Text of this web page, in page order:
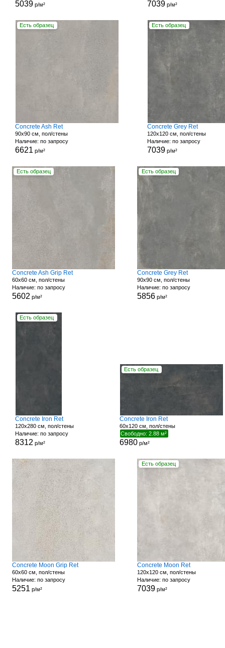
5039 р/м² 7039 р/м²
Есть образец
Concrete Ash Ret
90x90 см, пол/стены
Наличие: по запросу
6621 р/м²
Есть образец
Concrete Grey Ret
120x120 см, пол/стены
Наличие: по запросу
7039 р/м²
Есть образец
Concrete Ash Grip Ret
60x60 см, пол/стены
Наличие: по запросу
5602 р/м²
Есть образец
Concrete Grey Ret
90x90 см, пол/стены
Наличие: по запросу
5856р/м²
Есть образец
Concrete Iron Ret
120x280 см, пол/стены
Наличие: по запросу
8312 р/м²
Есть образец
Concrete Iron Ret
60x120 см, пол/стены
Свободно: 2.88 м²
6980 р/м²
Concrete Moon Grip Ret
60x60 см, пол/стены
Наличие: по запросу
5251 р/м²
Есть образец
Concrete Moon Ret
120x120 см, пол/стены
Наличие: по запросу
7039р/м²